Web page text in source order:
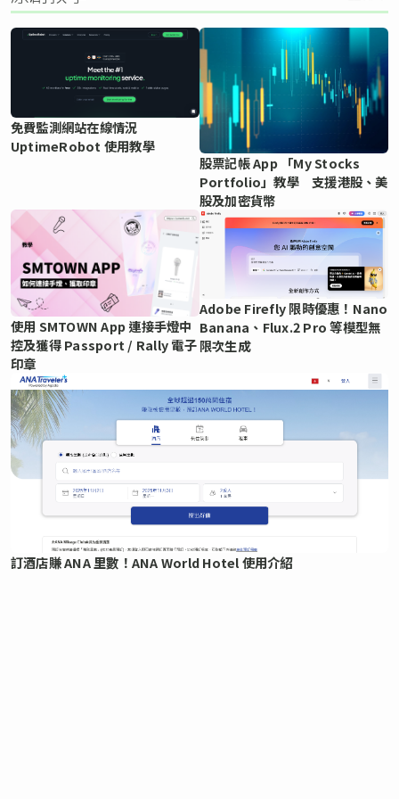
免費監測網站在線情況
UptimeRobot 使用教學
股票記帳 App 「My Stocks
Portfolio」教學 支援港股、美
股及加密貨幣
使用 SMTOWN App 連接手燈中
控及獲得 Passport / Rally 電子
印章
Adobe Firefly 限時優惠！Nano
Banana、Flux.2 Pro 等模型無
限次生成
訂酒店賺 ANA 里數！ANA World Hotel 使用介紹